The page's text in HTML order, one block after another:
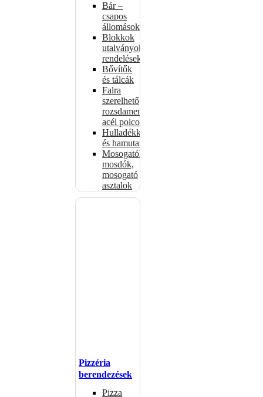
Bár –
csapos
állomások
Blokkok
utalványokhoz,
rendelésekhez
Bővítők
és tálcák
Falra
szerelhető
rozsdamentes
acél polcok
Hulladékkosarak
és hamutartók
Mosogatók,
mosdók,
mosogató
asztalok
Pizzéria
berendezések
Pizza